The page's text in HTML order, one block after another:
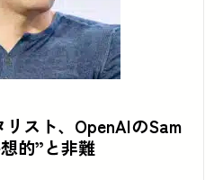
スト、OpenAIのSam
的”と非難